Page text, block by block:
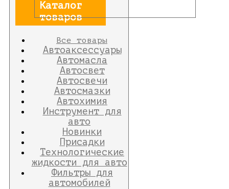
Каталог
товаров
Все товары
Автоаксессуары
Автомасла
Автосвет
Автосвечи
Автосмазки
Автохимия
Инструмент для
авто
Новинки
Присадки
Технологические
жидкости для авто
Фильтры для
автомобилей